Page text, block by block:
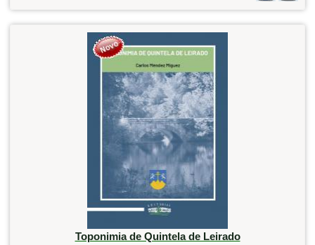
Toponimia de Quintela de Leirado